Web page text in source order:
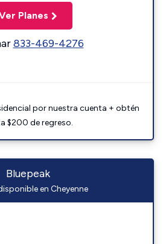
Planes
833-469-4276
por nuestra cuenta + obtén
$200 de regreso.
Bluepeak
en Cheyenne